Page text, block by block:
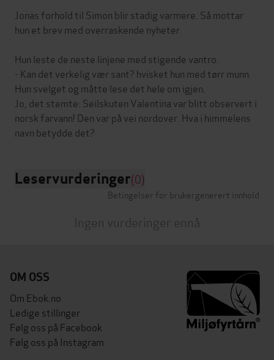
Jonas forhold til Simon blir stadig varmere. Så mottar
hun et brev med overraskende nyheter.
Hun leste de neste linjene med stigende vantro.
- Kan det verkelig vær sant? hvisket hun med tørr munn.
Hun svelget og måtte lese det hele om igjen.
Jo, det stemte: Seilskuten Valentina var blitt observert i
norsk farvann! Den var på vei nordover. Hva i himmelens
Leservurderinger(0)
Betingelser for brukergenerert innhold
Ingen vurderinger ennå
OM OSS
Om Ebok.no
Ledige stillinger
Følg oss på Facebook
Følg oss på Instagram